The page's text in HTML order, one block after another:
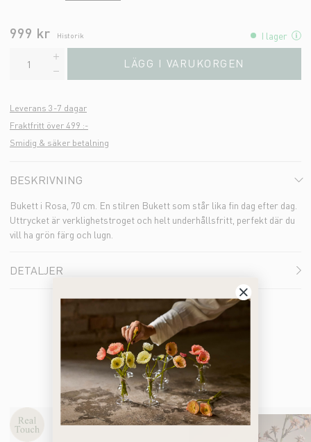
999 kr Historik I lager
LÄGG I VARUKORGEN
Leverans 3-7 dagar
Fraktfritt över 499 :-
Smidig & säker betalning
BESKRIVNING
Bukett i Rosa, 70 cm. En stilren Bukett som står lika fin dag efter dag.
Uttrycket är verklighetstroget och helt underhållsfritt, perfekt där du
vill ha grön färg och lugn.
DETALJER
Bästsäljare